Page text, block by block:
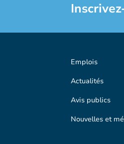
Emplois
Actualités
Avis publics
Nouvelles et